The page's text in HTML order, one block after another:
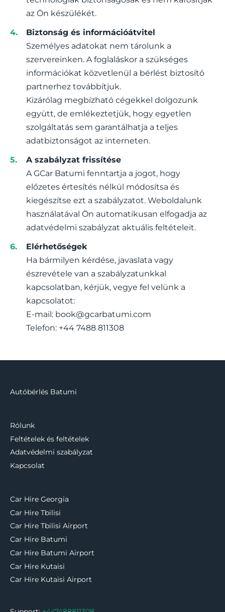
az Ön készülékét.
Biztonság és információátvitel
Személyes adatokat nem tárolunk a
szervereinken. A foglaláskor a szükséges
információkat közvetlenül a bérlést biztosító
partnerhez továbbítjuk.
Kizárólag megbízható cégekkel dolgozunk
együtt, de emlékeztetjük, hogy egyetlen
szolgáltatás sem garantálhatja a teljes
adatbiztonságot az interneten.
A szabályzat frissítése
A GCar Batumi fenntartja a jogot, hogy
előzetes értesítés nélkül módosítsa és
kiegészítse ezt a szabályzatot. Weboldalunk
használatával Ön automatikusan elfogadja az
adatvédelmi szabályzat aktuális feltételeit.
Elérhetőségek
Ha bármilyen kérdése, javaslata vagy
észrevétele van a szabályzatunkkal
kapcsolatban, kérjük, vegye fel velünk a
kapcsolatot:
E-mail: book@gcarbatumi.com
Telefon: +44 7488 811308
Autóbérlés Batumi
Rólunk
Feltételek és feltételek
Adatvédelmi szabályzat
Kapcsolat
Car Hire Georgia
Car Hire Tbilisi
Car Hire Tbilisi Airport
Car Hire Batumi
Car Hire Batumi Airport
Car Hire Kutaisi
Car Hire Kutaisi Airport